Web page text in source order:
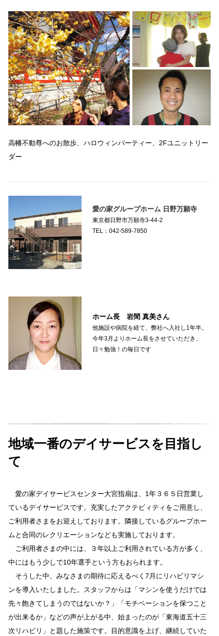
高幡不動尊へのお散歩、ハロウィンパーティー、2Fユニットリー
ダー
愛の家グループホーム 日野万願寺
東京都日野市万願寺3-44-2
TEL：042-589-7850
ホーム長 岩間 真美さん
他施設や病院を経て、弊社へ入社し1年半。
今年3月よりホーム長をさせていただき、
日々勉強！の毎日です
地域一番のデイサービスを目指し
て
愛の家デイサービスセンター大宮指扇は、1年３６５日営業し
ているデイサービスです。充実したアクテビィティをご用意し、
ご利用者さまをお迎えしております。隣接しているグループホー
ムと合同のレクリエーションなども実施しております。
ご利用者さまの中には、３年以上ご利用されている方が多く、
中にはもう少しで10年選手という方もおられます。
そうした中、みなさまの期待に応えるべく7月にリハビリマシ
ンを導入いたしました。スタッフからは「マシンを使うだけでは
先々飽きてしまうのではないか？」「モチベーションを保つこと
が出来るか」などの声が上がる中、始まったのが「東海道五十三
次リハビリ」と題した施策です。目的意識を上げ、継続していた